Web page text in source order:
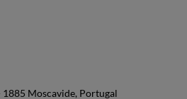
Moscavide, Portugal